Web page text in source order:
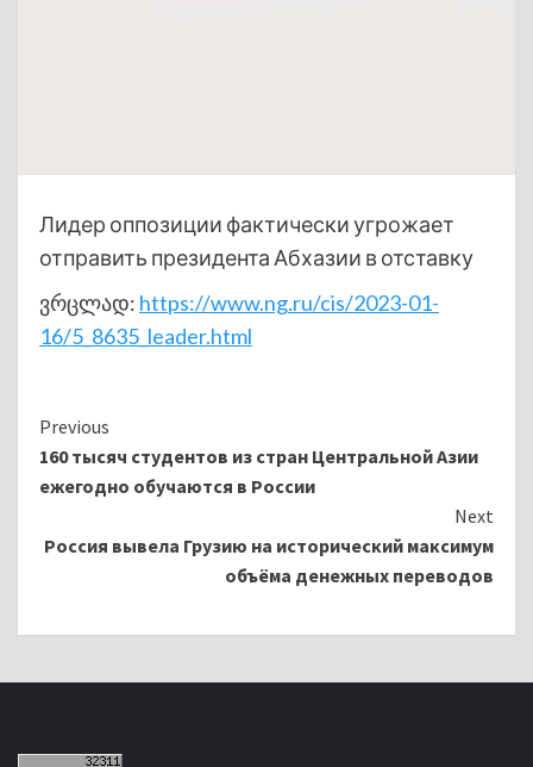
Лидер оппозиции фактически угрожает
отправить президента Абхазии в отставку
ვრცლად: https://www.ng.ru/cis/2023-01-
16/5_8635_leader.html
Continue
Reading
Previous
160 тысяч студентов из стран Центральной Азии
ежегодно обучаются в России
Next
Россия вывела Грузию на исторический максимум
объëма денежных переводов